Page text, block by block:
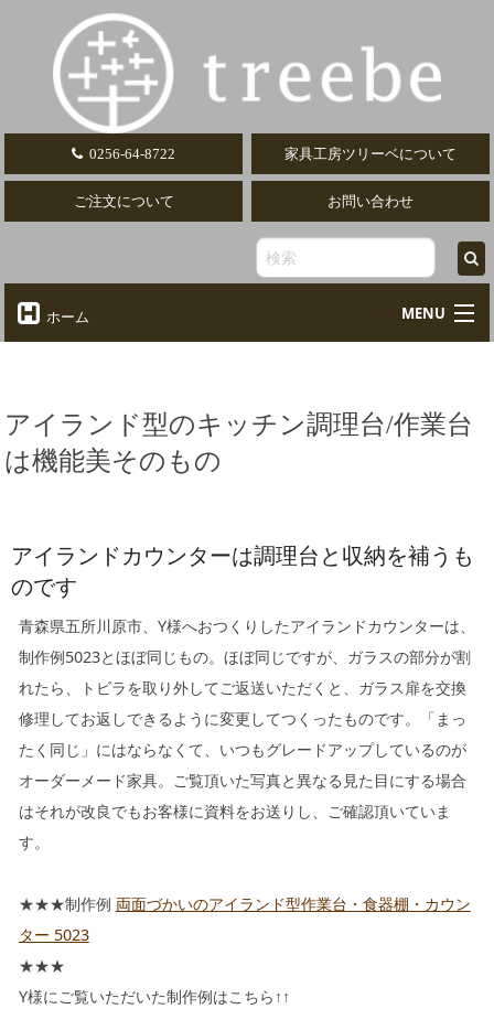
0256-64-8722 家具工房ツリーベについて
ご注文について お問い合わせ
ホーム MENU
オーダーデスク
Desk
椅子・ソファ
木の小物・その他
Furniture
造り付け家具
オーダーキッチン
Order-kitchen
アイランド型のキッチン調理台/作業台
は機能美そのもの
アイランドカウンターは調理台と収納を補うも
のです
青森県五所川原市、Y様へおつくりしたアイランドカウンターは、
制作例5023とほぼ同じもの。ほぼ同じですが、ガラスの部分が割
れたら、トビラを取り外してご返送いただくと、ガラス扉を交換
修理してお返しできるように変更してつくったものです。「まっ
たく同じ」にはならなくて、いつもグレードアップしているのが
オーダーメード家具。ご覧頂いた写真と異なる見た目にする場合
はそれが改良でもお客様に資料をお送りし、ご確認頂いていま
す。
★★★制作例 両面づかいのアイランド型作業台・食器棚・カウン
ター 5023
★★★
Y様にご覧いただいた制作例はこちら↑↑